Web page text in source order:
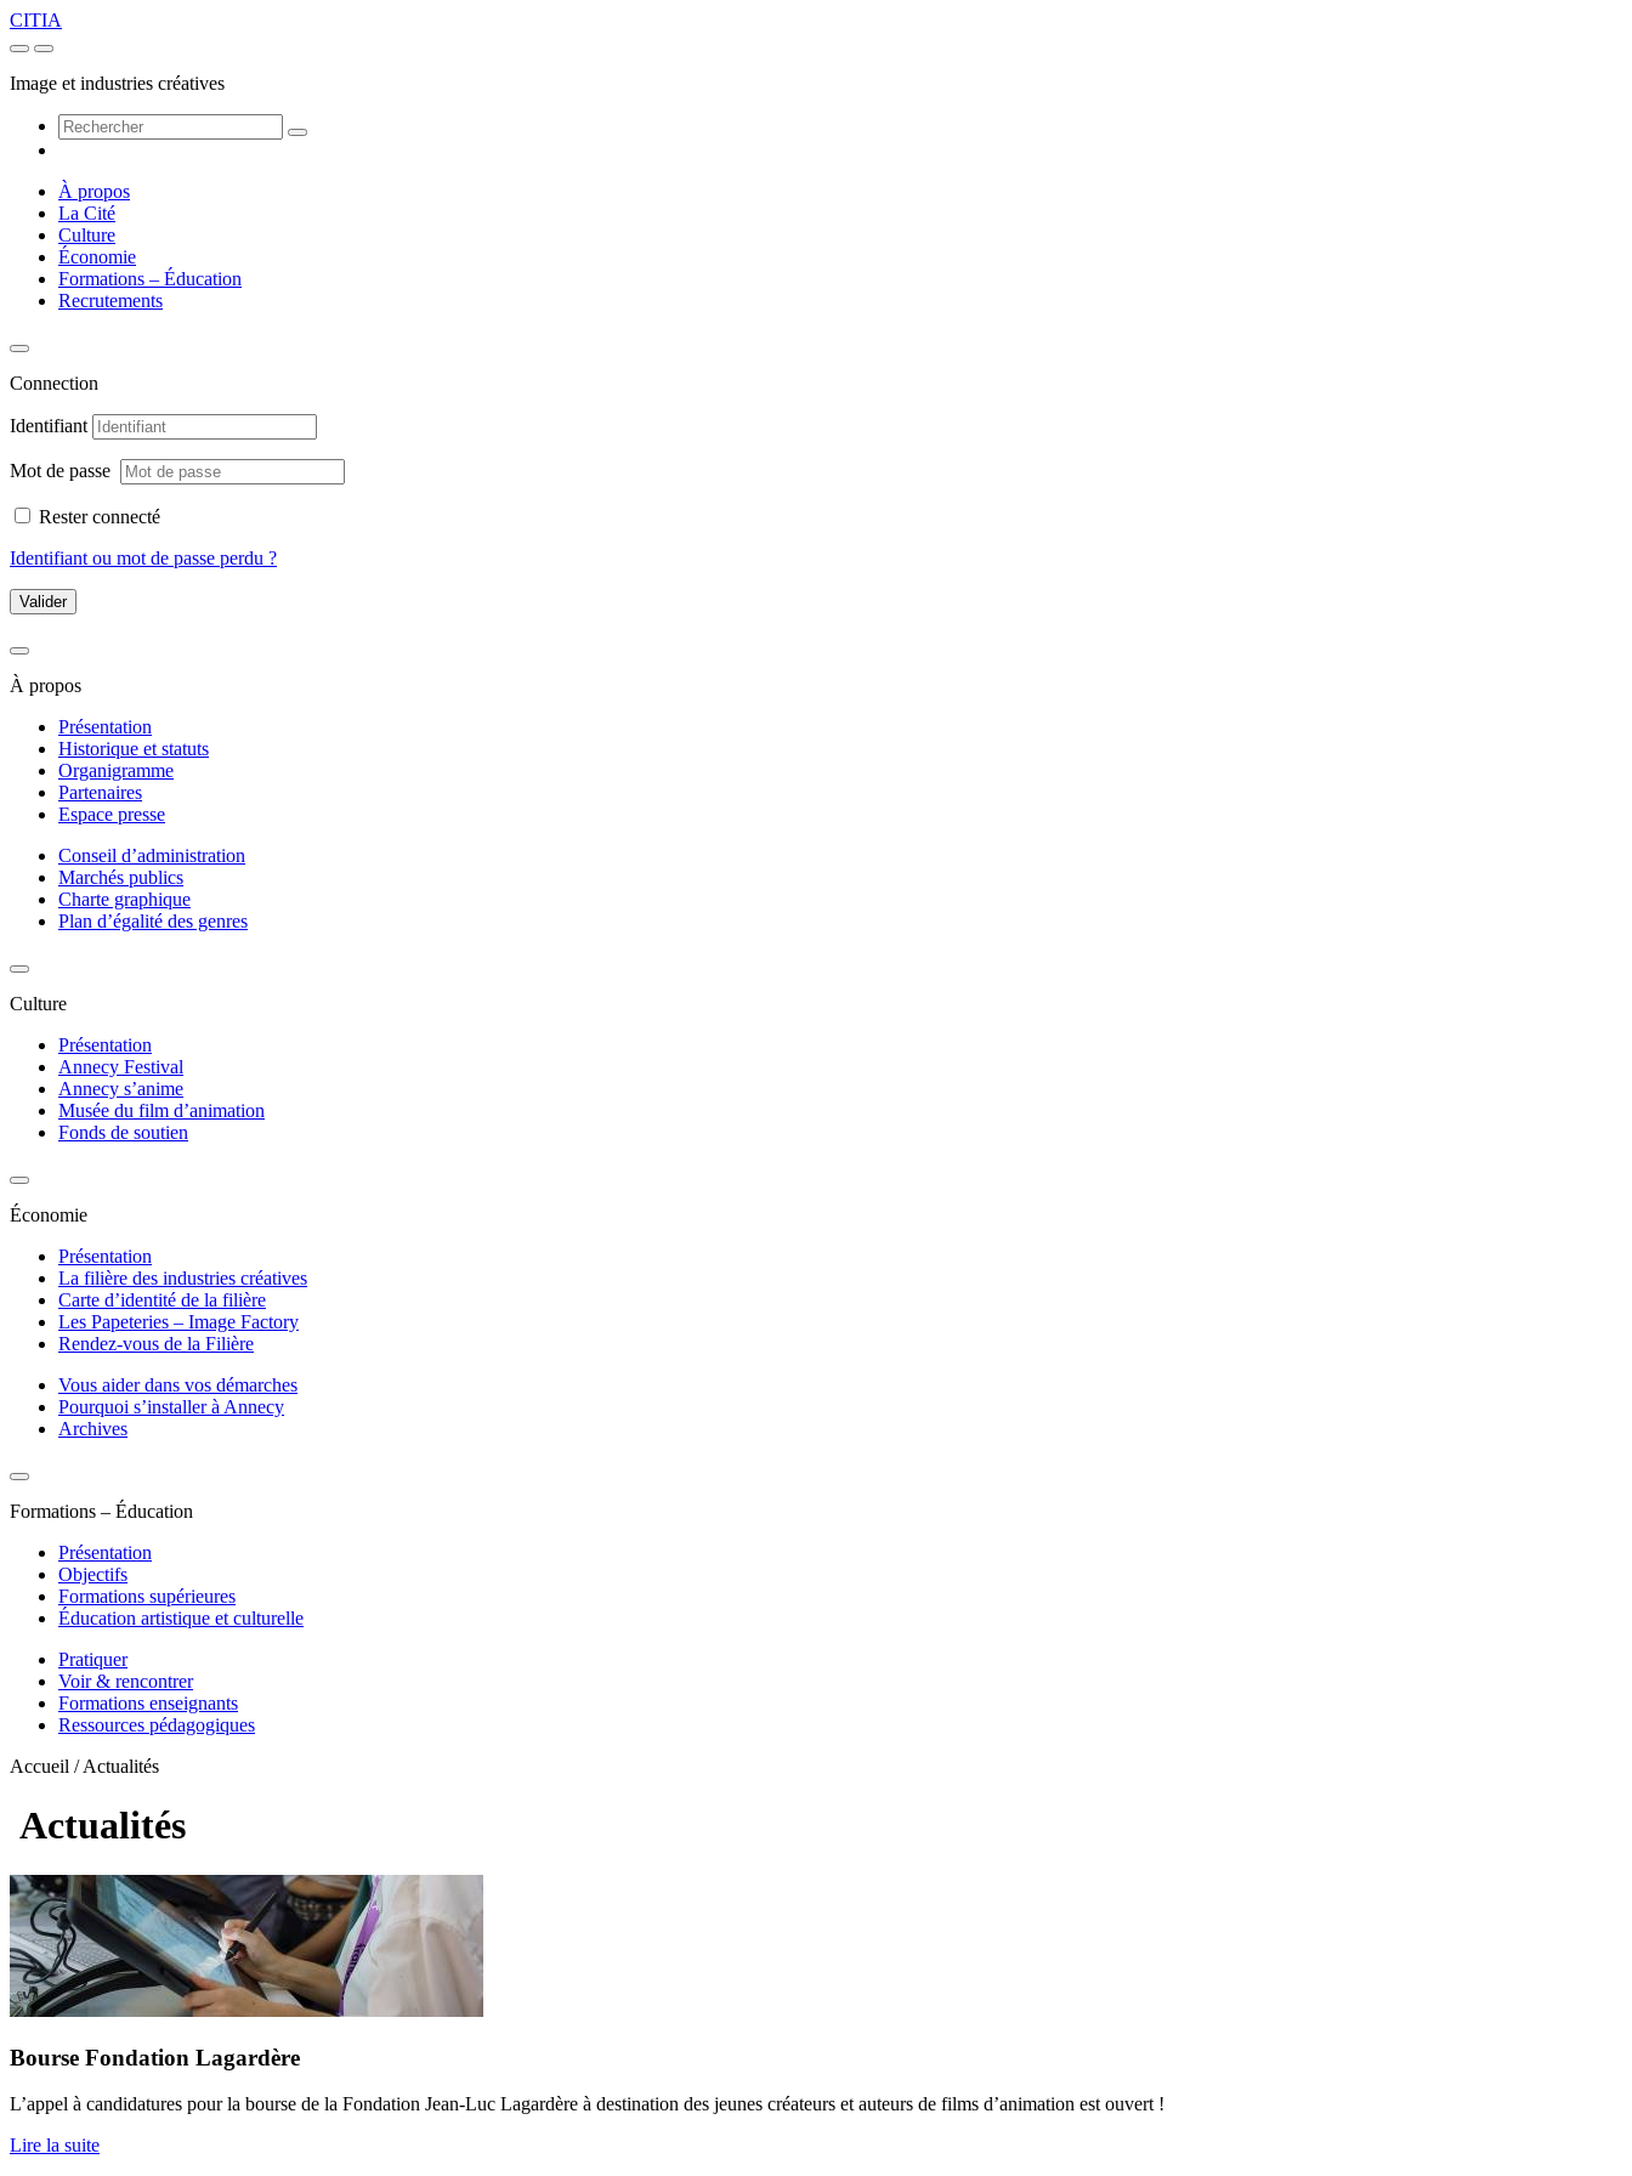
CITIA
Image et industries créatives
À propos
La Cité
Culture
Économie
Formations – Éducation
Recrutements
Connection
Identifiant
Mot de passe
Rester connecté
Identifiant ou mot de passe perdu ?
Valider
À propos
Présentation
Historique et statuts
Organigramme
Partenaires
Espace presse
Conseil d’administration
Marchés publics
Charte graphique
Plan d’égalité des genres
Culture
Présentation
Annecy Festival
Annecy s’anime
Musée du film d’animation
Fonds de soutien
Économie
Présentation
La filière des industries créatives
Carte d’identité de la filière
Les Papeteries – Image Factory
Rendez-vous de la Filière
Vous aider dans vos démarches
Pourquoi s’installer à Annecy
Archives
Formations – Éducation
Présentation
Objectifs
Formations supérieures
Éducation artistique et culturelle
Pratiquer
Voir & rencontrer
Formations enseignants
Ressources pédagogiques
Accueil / Actualités
Actualités
Bourse Fondation Lagardère
L’appel à candidatures pour la bourse de la Fondation Jean-Luc Lagardère à destination des jeunes créateurs et auteurs de films d’animation est ouvert !
Lire la suite